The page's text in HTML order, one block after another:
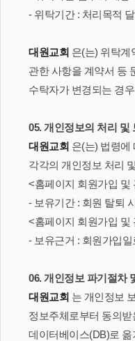
- 위탁기간 : 처리목적
대원교회 은(는) 위탁계
관한 사항을 계약서 등
수탁자가 변경되는 경
05. 개인정보의 처리 및
대원교회 은(는) 법령에
각각의 개인정보 처리
<홈페이지 회원가입 및
- 보유기간 : 회원 탈퇴
<홈페이지 회원가입 및
- 보유근거 : 회원가입
06. 개인정보 파기절차
대원교회 는 개인정보
정보주체로부터 동의
데이터베이스(DB)로